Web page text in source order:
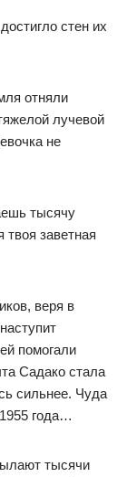
стен их
отняли
лучевой
не
тысячу
заветная
веря в
помогали
Садако стала
сильнее. Чуда
года…
тысячи